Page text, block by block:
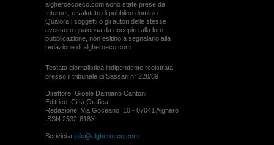
algheroecoeco.com sono state prese da
Internet, e valutate di pubblico dominio.
Qualora i soggetti o gli autori delle stesse
avessero qualcosa da eccepire alla loro
pubblicazione, non esitino a segnalarlo alla
redazione di algheroeco.com
Testata giornalistica indipendente registrata
presso il tribunale di Sassari n° 228/89
Direttore: Gioele Damiano Cantoni
Editrice: Città Grafica
Redazione: Via Goceano, 10 - 07041 Alghero
ISSN 2532-618X
Scrivici a info@algheroeco.com